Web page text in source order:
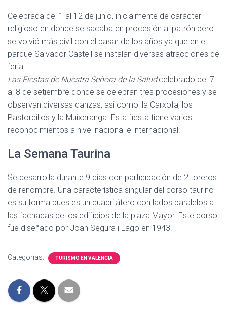
Celebrada del 1 al 12 de junio, inicialmente de carácter
religioso en donde se sacaba en procesión al patrón pero
se volvió más civil con el pasar de los años ya que en el
parque Salvador Castell se instalan diversas atracciones de
feria.
Las Fiestas de Nuestra Señora de la Salud:celebrado del 7
al 8 de setiembre donde se celebran tres procesiones y se
observan diversas danzas, asi como: la Carxofa, los
Pastorcillos y la Muixeranga. Esta fiesta tiene varios
reconocimientos a nivel nacional e internacional.
La Semana Taurina
Se desarrolla durante 9 días con participación de 2 toreros
de renombre. Una característica singular del corso taurino
es su forma pues es un cuadrilátero con lados paralelos a
las fachadas de los edificios de la plaza Mayor. Este corso
fue diseñado por Joan Segura i Lago en 1943.
Categorías: TURISMO EN VALENCIA